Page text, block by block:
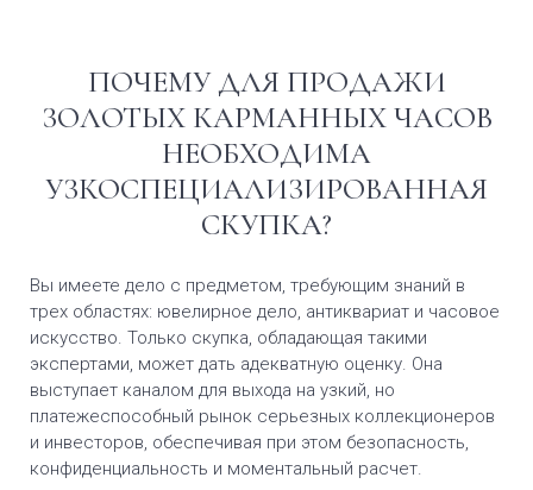
ПОЧЕМУ ДЛЯ ПРОДАЖИ
ЗОЛОТЫХ КАРМАННЫХ ЧАСОВ
НЕОБХОДИМА
УЗКОСПЕЦИАЛИЗИРОВАННАЯ
СКУПКА?
Вы имеете дело с предметом, требующим знаний в
трех областях: ювелирное дело, антиквариат и часовое
искусство. Только скупка, обладающая такими
экспертами, может дать адекватную оценку. Она
выступает каналом для выхода на узкий, но
платежеспособный рынок серьезных коллекционеров
и инвесторов, обеспечивая при этом безопасность,
конфиденциальность и моментальный расчет.